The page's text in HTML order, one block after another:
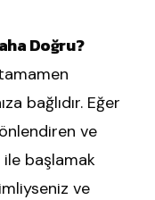
Doğru?
bağlıdır. Eğer
ve
ile başlamak
ve